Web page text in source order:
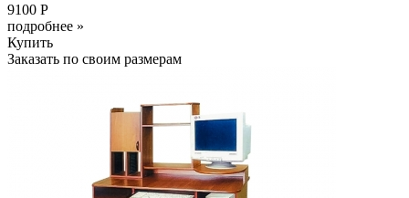
9100 Р
подробнее »
Купить
Заказать по своим размерам